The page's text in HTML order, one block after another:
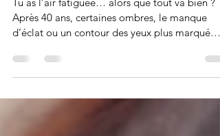
fatigué même quand elles vont
bien ?
Tu as l’air fatiguée… alors que tout va bien ?
Après 40 ans, certaines ombres, le manque
peuvent fatiguer les traits. Dans cet article,